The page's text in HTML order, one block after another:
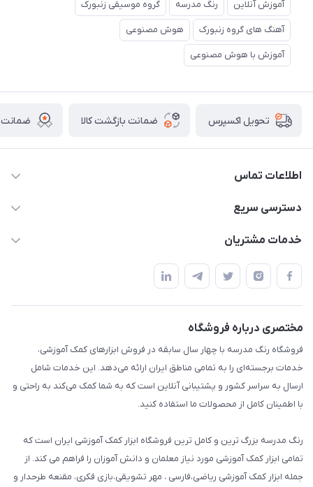
آموزش آنلاین رنگ مدرسه گروه موسیقی زنبورک
آهنگ های گروه زنبورک هوش مصنوعی
آموزش با هوش مصنوعی
تحویل اکسپرس ضمانت بازگشت کالا ضمانت
اطلاعات تماس
02136781755
دسترسی سریع
پلنر و دفتر
استایل معلم و دانش آموز
بازی و نمایش
تزئین کلاس
طرح های تشویقی
گیفت ها و جوایز
سایر محصولات
خدمات مشتریان
قوانین و مقررات
حریم خصوصی
مختصری درباره فروشگاه
فروشگاه رنگ مدرسه با چهار سال سابقه در فروش ابزارهای کمک آموزشی،
خدمات برجسته‌ای را به تمامی مناطق ایران ارائه می‌دهد. این خدمات شامل
ارسال به سراسر کشور و پشتیبانی آنلاین است که به شما کمک می‌کند به راحتی و
با اطمینان کامل از محصولات ما استفاده کنید.
رنگ مدرسه بزرگ ترین و کامل ترین فروشگاه ابزار کمک آموزشی ایران است که
تمامی ابزار کمک آموزشی مورد نیاز معلمان و دانش آموزان را فراهم می کند. از
جمله ابزار کمک آموزشی ریاضی،فارسی ، مهر تشویقی،بازی فکری، مقنعه طرحدار و